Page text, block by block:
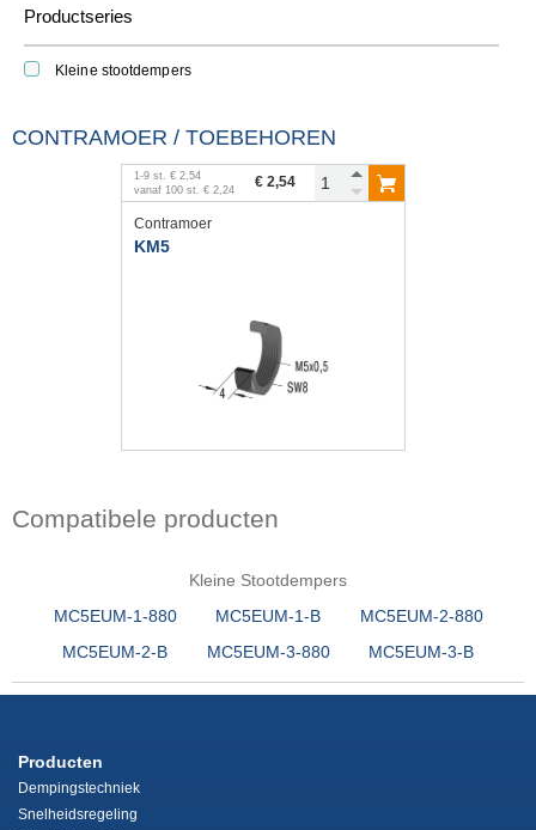
Productseries
Kleine stootdempers
CONTRAMOER / TOEBEHOREN
1 -9 st. € 2,54
vanaf 100 st. € 2,24 € 2,54
Contramoer
KM5
Compatibele producten
Kleine Stootdempers
MC5EUM-1-880
MC5EUM-1-B
MC5EUM-2-880
MC5EUM-2-B
MC5EUM-3-880 MC5EUM-3-B
Producten
Dempingstechniek
Snelheidsregeling